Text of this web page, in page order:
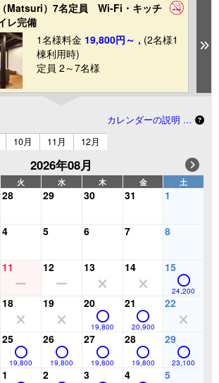
Matsuri）7名定員 Wi-Fi・キッチ
レ完備
1名様料金 19,800円～ , (2名様1
棟利用時)
定員 2～7名様
カレンダーの説明 …
10月 11月 12月
2026年08月
火 水 木 金 土
28 29 30 31 1
4 5 6 7 8
11 12 13 14 15
24,200
18 19 20
19,800
21
20,900
22
25
19,800
26
19,800
27
19,800
28
19,800
29
23,100
1 2 3 4 5